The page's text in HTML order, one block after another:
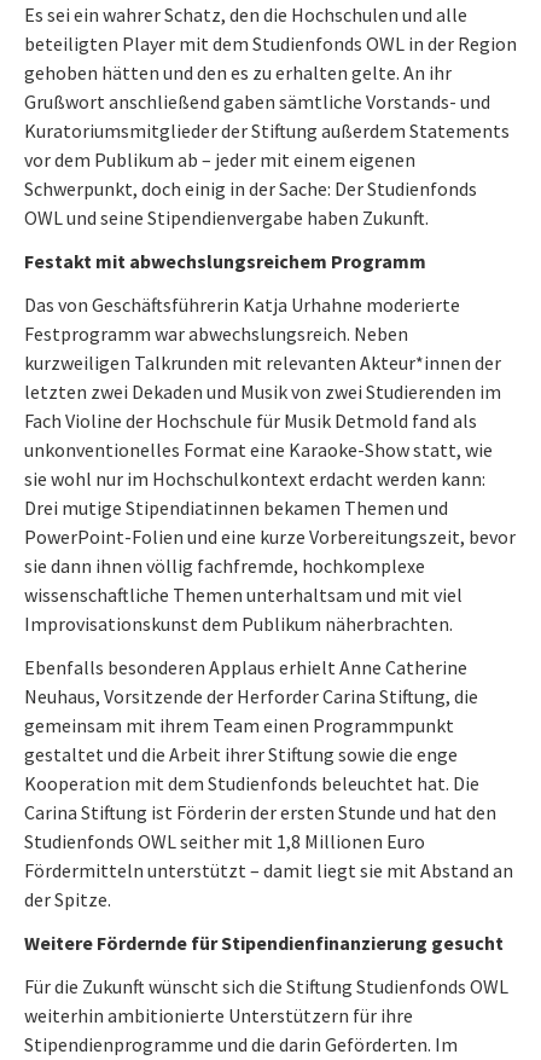
Es sei ein wahrer Schatz, den die Hochschulen und alle
beteiligten Player mit dem Studienfonds OWL in der Region
gehoben hätten und den es zu erhalten gelte. An ihr
Grußwort anschließend gaben sämtliche Vorstands- und
Kuratoriumsmitglieder der Stiftung außerdem Statements
vor dem Publikum ab – jeder mit einem eigenen
Schwerpunkt, doch einig in der Sache: Der Studienfonds
OWL und seine Stipendienvergabe haben Zukunft.
Festakt mit abwechslungsreichem Programm
Das von Geschäftsführerin Katja Urhahne moderierte
Festprogramm war abwechslungsreich. Neben
kurzweiligen Talkrunden mit relevanten Akteur*innen der
letzten zwei Dekaden und Musik von zwei Studierenden im
Fach Violine der Hochschule für Musik Detmold fand als
unkonventionelles Format eine Karaoke-Show statt, wie
sie wohl nur im Hochschulkontext erdacht werden kann:
Drei mutige Stipendiatinnen bekamen Themen und
PowerPoint-Folien und eine kurze Vorbereitungszeit, bevor
sie dann ihnen völlig fachfremde, hochkomplexe
wissenschaftliche Themen unterhaltsam und mit viel
Improvisationskunst dem Publikum näherbrachten.
Ebenfalls besonderen Applaus erhielt Anne Catherine
Neuhaus, Vorsitzende der Herforder Carina Stiftung, die
gemeinsam mit ihrem Team einen Programmpunkt
gestaltet und die Arbeit ihrer Stiftung sowie die enge
Kooperation mit dem Studienfonds beleuchtet hat. Die
Carina Stiftung ist Förderin der ersten Stunde und hat den
Studienfonds OWL seither mit 1,8 Millionen Euro
Fördermitteln unterstützt – damit liegt sie mit Abstand an
der Spitze.
Weitere Fördernde für Stipendienfinanzierung gesucht
Für die Zukunft wünscht sich die Stiftung Studienfonds OWL
weiterhin ambitionierte Unterstützern für ihre
Stipendienprogramme und die darin Geförderten. Im